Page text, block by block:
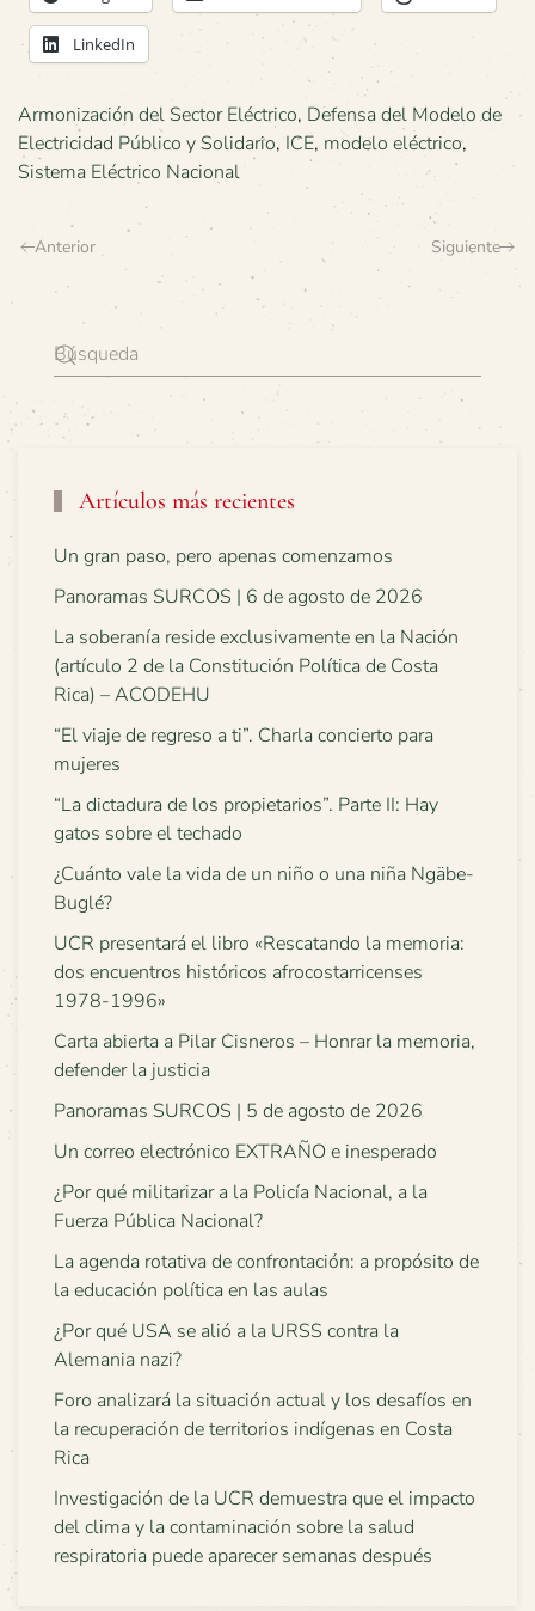
LinkedIn
Armonización del Sector Eléctrico, Defensa del Modelo de
Electricidad Público y Solidario, ICE, modelo eléctrico,
Sistema Eléctrico Nacional
Anterior Siguiente
Artículos más recientes
Un gran paso, pero apenas comenzamos
Panoramas SURCOS | 6 de agosto de 2026
La soberanía reside exclusivamente en la Nación
(artículo 2 de la Constitución Política de Costa
Rica) – ACODEHU
“El viaje de regreso a ti”. Charla concierto para
mujeres
“La dictadura de los propietarios”. Parte II: Hay
gatos sobre el techado
¿Cuánto vale la vida de un niño o una niña Ngäbe-
Buglé?
UCR presentará el libro «Rescatando la memoria:
dos encuentros históricos afrocostarricenses
1978-1996»
Carta abierta a Pilar Cisneros – Honrar la memoria,
defender la justicia
Panoramas SURCOS | 5 de agosto de 2026
Un correo electrónico EXTRAÑO e inesperado
¿Por qué militarizar a la Policía Nacional, a la
Fuerza Pública Nacional?
La agenda rotativa de confrontación: a propósito de
la educación política en las aulas
¿Por qué USA se alió a la URSS contra la
Alemania nazi?
Foro analizará la situación actual y los desafíos en
la recuperación de territorios indígenas en Costa
Rica
Investigación de la UCR demuestra que el impacto
del clima y la contaminación sobre la salud
respiratoria puede aparecer semanas después